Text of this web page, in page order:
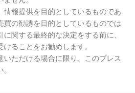
情報提供を目的としているものであ
買の勧誘を目的としているものでは
関する最終的な決定をする前に、
ることをお勧めします。
いただける場合に限り、このプレス